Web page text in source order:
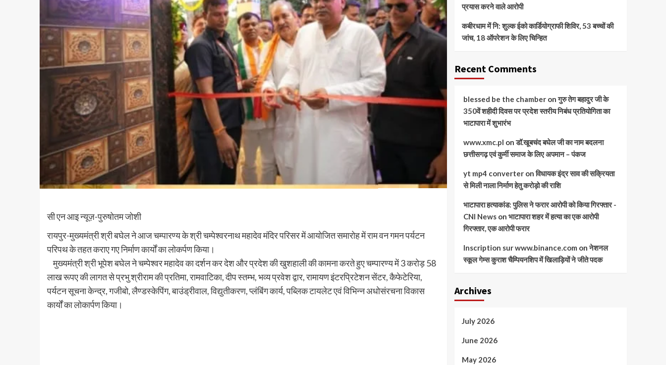
सी एन आइ न्यूज़-पुरुषोतम जोशी
रायपुर-मुख्यमंत्री श्री बघेल ने आज चम्पारण्य के श्री चम्पेश्वरनाथ महादेव मंदिर परिसर में आयोजित समारोह में राम वन गमन पर्यटन
परिपथ के तहत कराए गए निर्माण कार्यों का लोकर्पण किया।
मुख्यमंत्री श्री भूपेश बघेल ने चम्पेश्वर महादेव का दर्शन कर देश और प्रदेश की खुशहाली की कामना करते हुए चम्पारण्य में 3 करोड़ 58
लाख रूपए की लागत से प्रभु श्रीराम की प्रतिमा, रामवाटिका, दीप स्तम्भ, भव्य प्रवेश द्वार, रामायण इंटरप्रिटेशन सेंटर, कैफेटेरिया,
पर्यटन सूचना केन्द्र, गजीबो, लैण्डस्केपिंग, बाउंड्रीवाल, विद्युतीकरण, प्लंबिंग कार्य, पब्लिक टायलेट एवं विभिन्न अधोसंरचना विकास
कार्यों का लोकार्पण किया।
प्रयास करने वाले आरोपी
कबीरधाम में नि: शुल्क ईको कार्डियोग्राफी शिविर, 53 बच्चों की
जांच, 18 ऑपरेशन के लिए चिन्हित
Recent Comments
blessed be the chamberonगुरु तेग बहादुर जी के
350वें शहीदी दिवस पर प्रदेश स्तरीय निबंध प्रतियोगिता का
भाटापारा में शुभारंभ
www.xmc.pl onडॉ.खूबचंद बघेल जी का नाम बदलना
छत्तीसगढ़ एवं कुर्मी समाज के लिए अपमान – पंकज
yt mp4 converteronविधायक इंद्र साव की सक्रियता
से मिली नाला निर्माण हेतु करोड़ो की राशि
भाटापारा हत्याकांड: पुलिस ने फरार आरोपी को किया गिरफ्तार -
CNI Newson भाटापारा शहर में हत्या का एक आरोपी
गिरफ्तार, एक आरोपी फरार
Inscription sur www.binance.com onनेशनल
स्कूल गेम्स कुराश चैम्पियनशिप में खिलाड़ियों ने जीते पदक
Archives
July 2026
June 2026
May 2026